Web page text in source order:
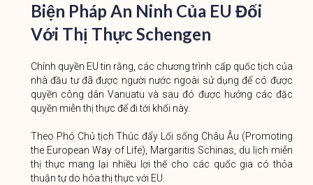
Biện Pháp An Ninh Của EU Đối
Với Thị Thực Schengen
Chính quyền EU tin rằng, các chương trình cấp quốc tịch của
nhà đầu tư đã được người nước ngoài sử dụng để có được
quyền công dân Vanuatu và sau đó được hưởng các đặc
quyền miễn thị thực để đi tới khối này.
Theo Phó Chủ tịch Thúc đẩy Lối sống Châu Âu (Promoting
the European Way of Life), Margaritis Schinas, du lịch miễn
thị thực mang lại nhiều lợi thế cho các quốc gia có thỏa
thuận tự do hóa thị thực với EU.